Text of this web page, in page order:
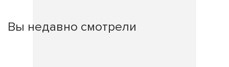
Вы недавно смотрели